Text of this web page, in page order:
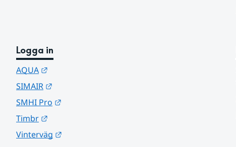
Logga in
AQUA
SIMAIR
SMHI Pro
Timbr
Vinterväg